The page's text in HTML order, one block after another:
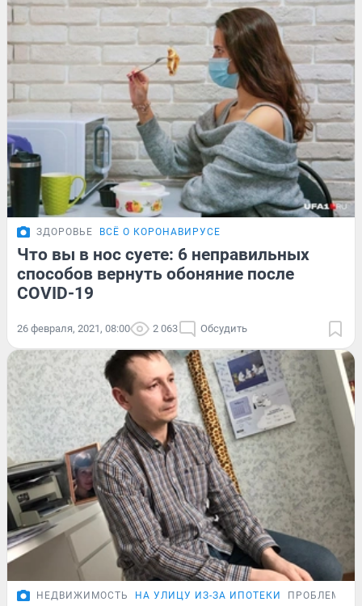
ЗДОРОВЬЕ ВСЁ О КОРОНАВИРУСЕ
Что вы в нос суете: 6 неправильных
способов вернуть обоняние после
COVID-19
26 февраля, 2021, 08:00 2 063 Обсудить
НЕДВИЖИМОСТЬ НА УЛИЦУ ИЗ-ЗА ИПОТЕКИ ПРОБЛЕМА